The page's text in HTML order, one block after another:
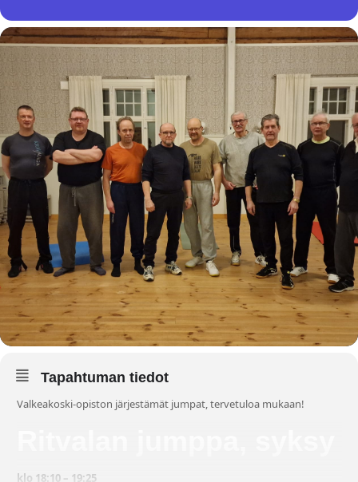
Tapahtuman tiedot
Valkeakoski-opiston järjestämät jumpat, tervetuloa mukaan!
klo 18:10 – 19:25